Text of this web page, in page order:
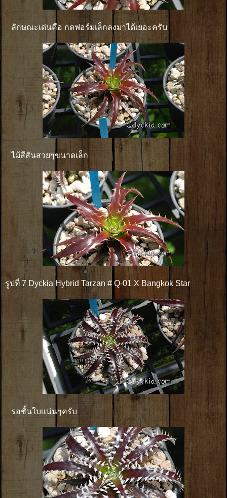
ลักษณะเด่นคือ กดฟอร์มเล็กลงมาได้เยอะครับ
ไม้สีสันสวยๆขนาดเล็ก
รูปที่ 7 Dyckia Hybrid Tarzan # Q-01 X Bangkok Star
รอชั้นใบเเน่นๆครับ